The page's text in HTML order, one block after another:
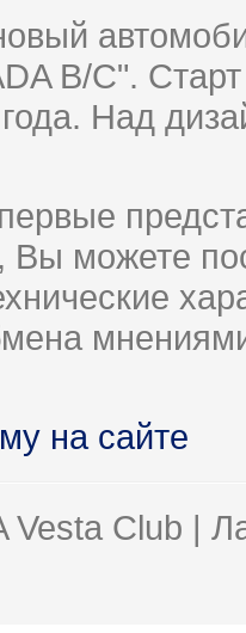
B/C".
Над
Вы можете
на сайте
Vesta Club |